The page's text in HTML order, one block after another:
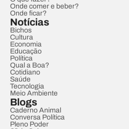
Onde comer e beber?
Onde ficar?
Notícias
Bichos
Cultura
Economia
Educação
Política
Qual a Boa?
Cotidiano
Saúde
Tecnologia
Meio Ambiente
Blogs
Caderno Animal
Conversa Política
Pleno Poder